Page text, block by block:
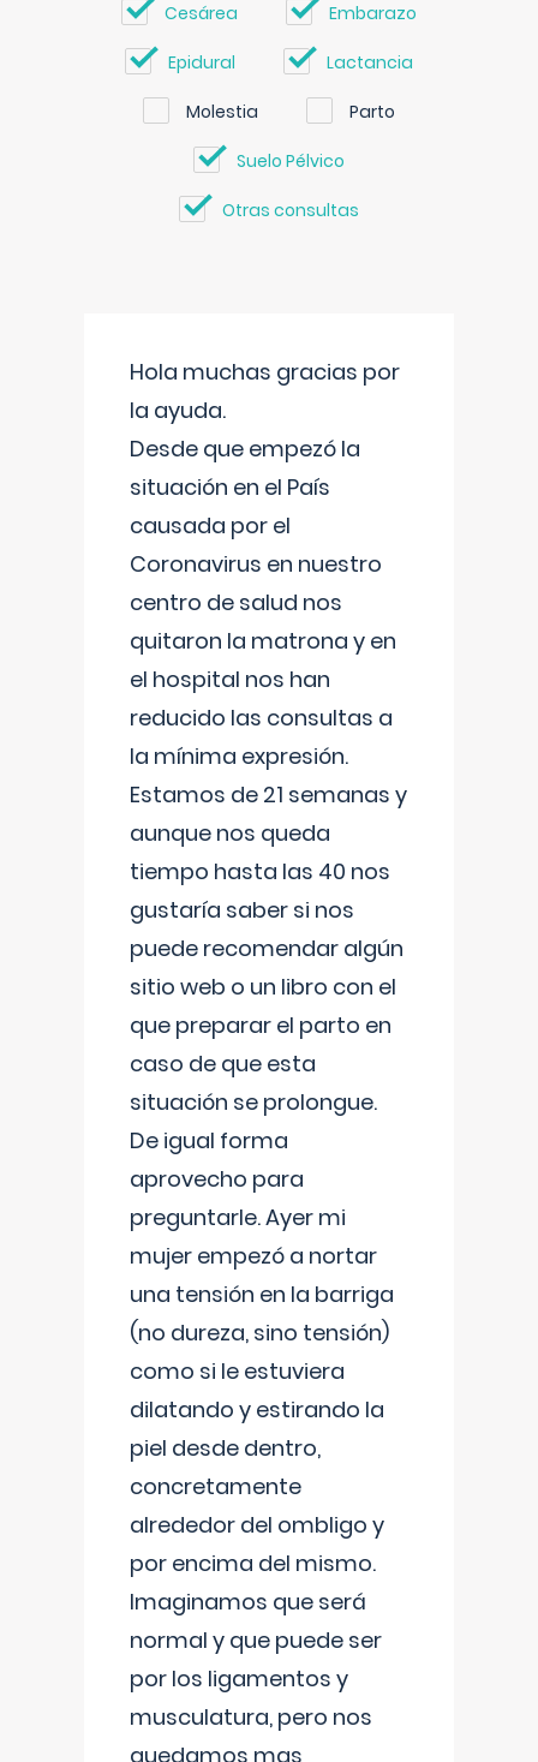
Cesárea Embarazo
Epidural Lactancia
Molestia Parto
Suelo Pélvico
Otras consultas
Hola muchas gracias por
la ayuda.
Desde que empezó la
situación en el País
causada por el
Coronavirus en nuestro
centro de salud nos
quitaron la matrona y en
el hospital nos han
reducido las consultas a
la mínima expresión.
Estamos de 21 semanas y
aunque nos queda
tiempo hasta las 40 nos
gustaría saber si nos
puede recomendar algún
sitio web o un libro con el
que preparar el parto en
caso de que esta
situación se prolongue.
De igual forma
aprovecho para
preguntarle. Ayer mi
mujer empezó a nortar
una tensión en la barriga
(no dureza, sino tensión)
como si le estuviera
dilatando y estirando la
piel desde dentro,
concretamente
alrededor del ombligo y
por encima del mismo.
Imaginamos que será
normal y que puede ser
por los ligamentos y
musculatura, pero nos
quedamos mas